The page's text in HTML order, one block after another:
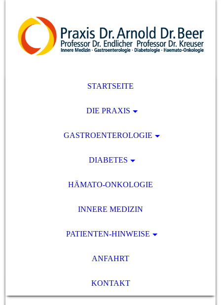
STARTSEITE
DIE PRAXIS
GASTROENTEROLOGIE
DIABETES
HÄMATO-ONKOLOGIE
INNERE MEDIZIN
PATIENTEN-HINWEISE
ANFAHRT
KONTAKT